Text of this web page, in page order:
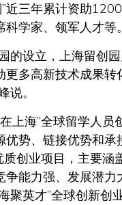
”近三年累计资助
学家、领军人才等。
设立，上海留创园
更多高新技术成果
说。
海”全球留学人员
势、链接优势和
创业项目，主要
能力强、发展潜力
聚英才”全球创新创